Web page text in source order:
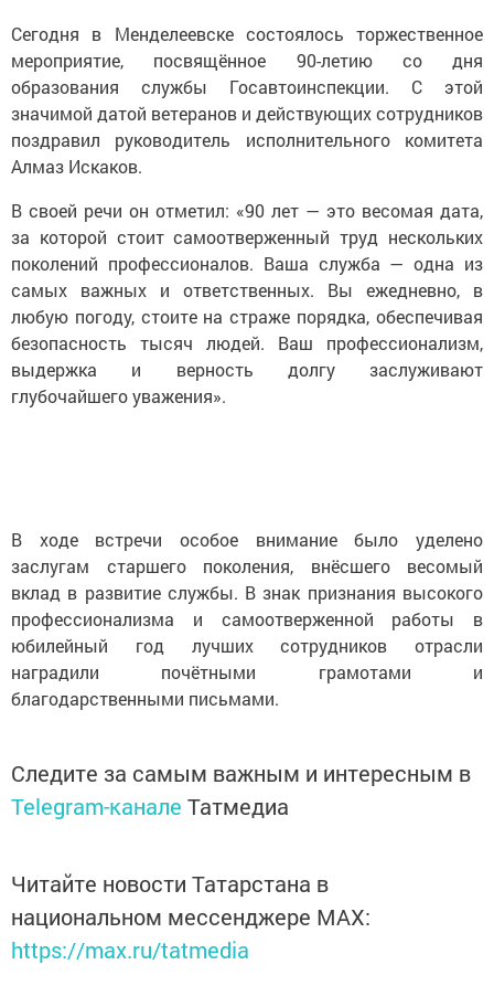
Сегодня в Менделеевске состоялось торжественное
мероприятие, посвящённое 90-летию со дня
образования службы Госавтоинспекции. С этой
значимой датой ветеранов и действующих сотрудников
поздравил руководитель исполнительного комитета
Алмаз Искаков.
В своей речи он отметил: «90 лет — это весомая дата,
за которой стоит самоотверженный труд нескольких
поколений профессионалов. Ваша служба — одна из
самых важных и ответственных. Вы ежедневно, в
любую погоду, стоите на страже порядка, обеспечивая
безопасность тысяч людей. Ваш профессионализм,
выдержка и верность долгу заслуживают
глубочайшего уважения».
В ходе встречи особое внимание было уделено
заслугам старшего поколения, внёсшего весомый
вклад в развитие службы. В знак признания высокого
профессионализма и самоотверженной работы в
юбилейный год лучших сотрудников отрасли
наградили почётными грамотами и
благодарственными письмами.
Следите за самым важным и интересным в
Telegram-канале Татмедиа
Читайте новости Татарстана в
национальном мессенджере MАХ:
https://max.ru/tatmedia